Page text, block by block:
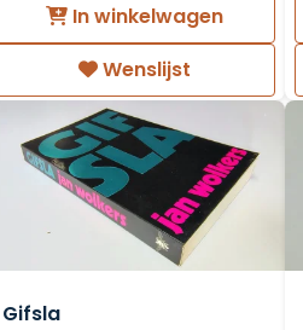
In winkelwagen
Wenslijst
Gifsla